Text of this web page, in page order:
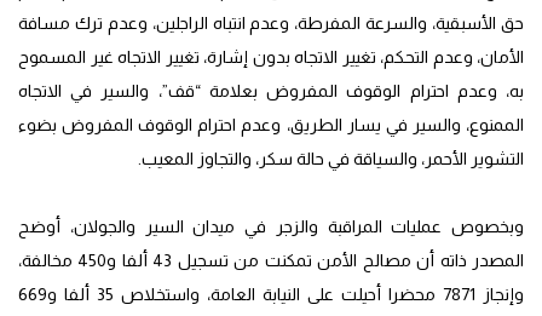
حق الأسبقية، والسرعة المفرطة، وعدم انتباه الراجلين، وعدم ترك مسافة
الأمان، وعدم التحكم، تغيير الاتجاه بدون إشارة، تغيير الاتجاه غير المسموح
به، وعدم احترام الوقوف المفروض بعلامة “قف”، والسير في الاتجاه
الممنوع، والسير في يسار الطريق، وعدم احترام الوقوف المفروض بضوء
التشوير الأحمر، والسياقة في حالة سكر، والتجاوز المعيب.
وبخصوص عمليات المراقبة والزجر في ميدان السير والجولان، أوضح
المصدر ذاته أن مصالح الأمن تمكنت من تسجيل 43 ألفا و450 مخالفة،
وإنجاز 7871 محضرا أحيلت على النيابة العامة، واستخلاص 35 ألفا و669